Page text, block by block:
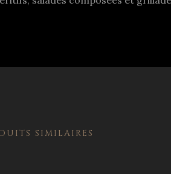
SIMILAIRES